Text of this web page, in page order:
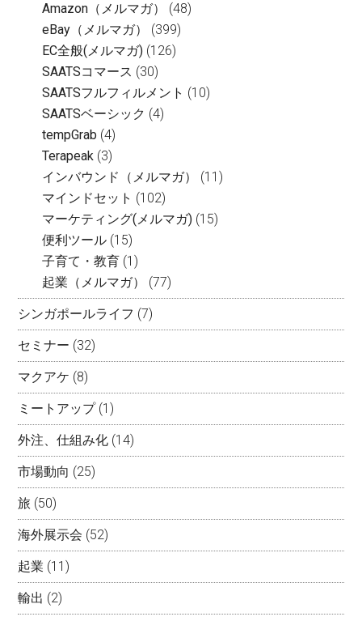
Amazon（メルマガ）
(48)
eBay（メルマガ）
(399)
EC全般(メルマガ) (126)
SAATSコマース (30)
SAATSフルフィルメント (10)
SAATSベーシック (4)
tempGrab (4)
Terapeak (3)
インバウンド（メルマガ）
(11)
マインドセット (102)
マーケティング(メルマガ) (15)
便利ツール (15)
子育て・教育 (1)
起業（メルマガ）
(77)
シンガポールライフ (7)
セミナー (32)
マクアケ (8)
ミートアップ(1)
外注、仕組み化 (14)
市場動向 (25)
旅 (50)
海外展示会 (52)
起業 (11)
輸出 (2)